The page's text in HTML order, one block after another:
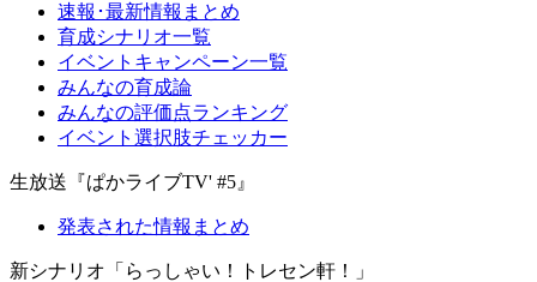
速報･最新情報まとめ
育成シナリオ一覧
イベントキャンペーン一覧
みんなの育成論
みんなの評価点ランキング
イベント選択肢チェッカー
生放送『ぱかライブTV' #5』
発表された情報まとめ
新シナリオ「らっしゃい！トレセン軒！」